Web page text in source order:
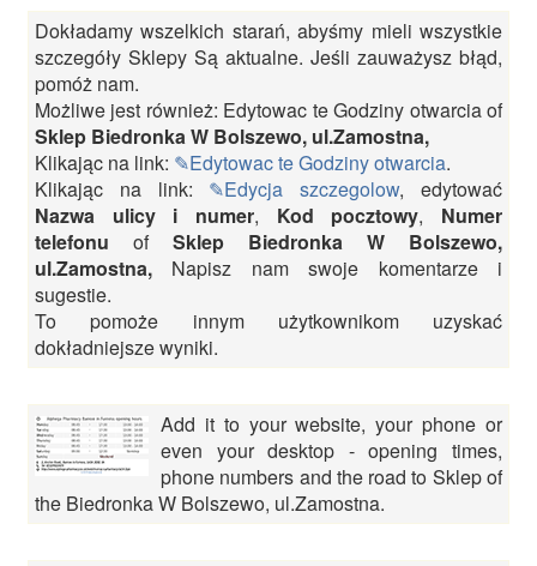
Dokładamy wszelkich starań, abyśmy mieli wszystkie
szczegóły Sklepy Są aktualne. Jeśli zauważysz błąd,
pomóż nam.
Możliwe jest również: Edytowac te Godziny otwarcia of
Sklep Biedronka W Bolszewo, ul.Zamostna,
Klikając na link: ✎Edytowac te Godziny otwarcia.
Klikając na link: ✎Edycja szczegolow, edytować
Nazwa ulicy i numer, Kod pocztowy, Numer
telefonu of Sklep Biedronka W Bolszewo,
ul.Zamostna, Napisz nam swoje komentarze i
sugestie.
To pomoże innym użytkownikom uzyskać
dokładniejsze wyniki.
Add it to your website, your phone or
even your desktop - opening times,
phone numbers and the road to Sklep of
the Biedronka W Bolszewo, ul.Zamostna.